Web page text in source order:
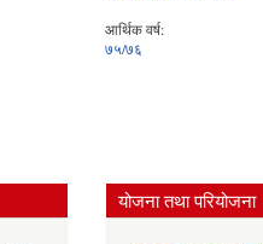
आर्थिक वर्ष:
७५/७६
योजना तथा परियोजना